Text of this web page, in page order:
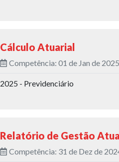
Cálculo Atuarial
Competência: 01 de Jan de 2025
2025 - Previdenciário
Relatório de Gestão
Competência: 31 de Dez de